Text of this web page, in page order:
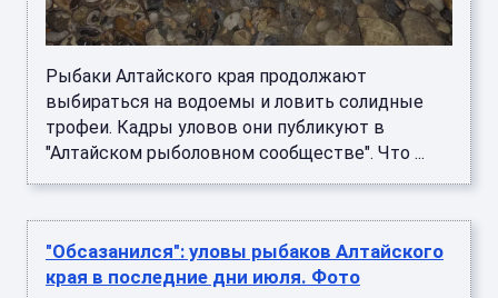
Рыбаки Алтайского края продолжают
выбираться на водоемы и ловить солидные
трофеи. Кадры уловов они публикуют в
"Алтайском рыболовном сообществе". Что ...
"Обсазанился": уловы рыбаков Алтайского
края в последние дни июля. Фото